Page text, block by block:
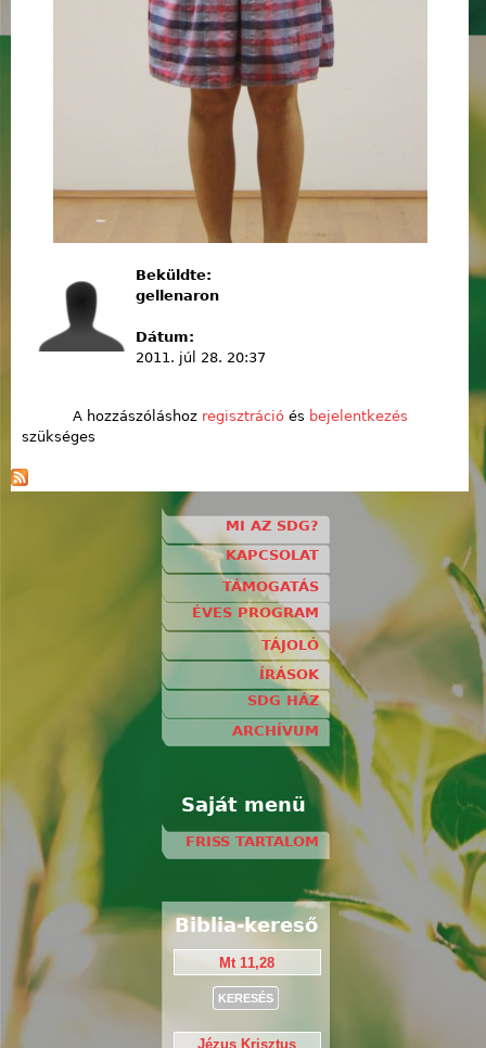
Beküldte:
gellenaron
Dátum:
2011. júl 28. 20:37
A hozzászóláshoz regisztrációés bejelentkezés
szükséges
MI AZ SDG?
KAPCSOLAT
TÁMOGATÁS
ÉVES PROGRAM
TÁJOLÓ
ÍRÁSOK
SDG HÁZ
ARCHÍVUM
Saját menü
FRISS TARTALOM
Biblia-kereső